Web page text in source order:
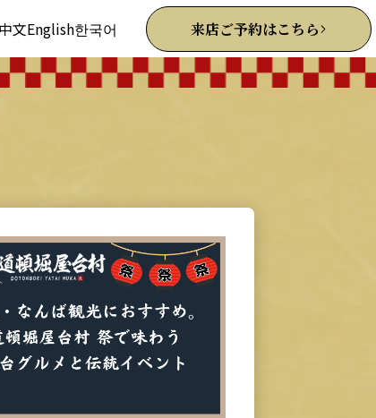
文English한국어 来店ご予約はこちら